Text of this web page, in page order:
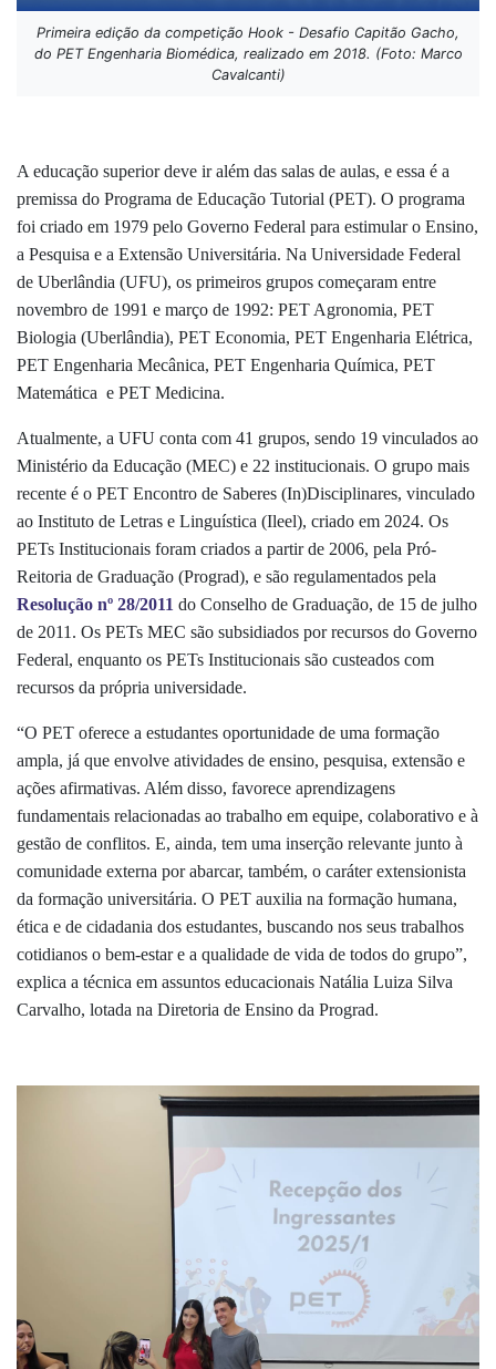
Primeira edição da competição Hook - Desafio Capitão Gacho,
do PET Engenharia Biomédica, realizado em 2018. (Foto: Marco
Cavalcanti)
A educação superior deve ir além das salas de aulas, e essa é a
premissa do Programa de Educação Tutorial (PET). O programa
foi criado em 1979 pelo Governo Federal para estimular o Ensino,
a Pesquisa e a Extensão Universitária. Na Universidade Federal
de Uberlândia (UFU), os primeiros grupos começaram entre
novembro de 1991 e março de 1992: PET Agronomia, PET
Biologia (Uberlândia), PET Economia, PET Engenharia Elétrica,
PET Engenharia Mecânica, PET Engenharia Química, PET
Matemática e PET Medicina.
Atualmente, a UFU conta com 41 grupos, sendo 19 vinculados ao
Ministério da Educação (MEC) e 22 institucionais. O grupo mais
recente é o PET Encontro de Saberes (In)Disciplinares, vinculado
ao Instituto de Letras e Linguística (Ileel), criado em 2024. Os
PETs Institucionais foram criados a partir de 2006, pela Pró-
Reitoria de Graduação (Prograd), e são regulamentados pela
Resolução nº 28/2011 do Conselho de Graduação, de 15 de julho
de 2011. Os PETs MEC são subsidiados por recursos do Governo
Federal, enquanto os PETs Institucionais são custeados com
recursos da própria universidade.
“O PET oferece a estudantes oportunidade de uma formação
ampla, já que envolve atividades de ensino, pesquisa, extensão e
ações afirmativas. Além disso, favorece aprendizagens
fundamentais relacionadas ao trabalho em equipe, colaborativo e à
gestão de conflitos. E, ainda, tem uma inserção relevante junto à
comunidade externa por abarcar, também, o caráter extensionista
da formação universitária. O PET auxilia na formação humana,
ética e de cidadania dos estudantes, buscando nos seus trabalhos
cotidianos o bem-estar e a qualidade de vida de todos do grupo”,
explica a técnica em assuntos educacionais Natália Luiza Silva
Carvalho, lotada na Diretoria de Ensino da Prograd.